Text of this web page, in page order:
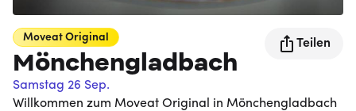
Moveat Original
Mönchengladbach
Samstag 26 Sep.
Teilen
Willkommen zum Moveat Original in Mönchengladbach